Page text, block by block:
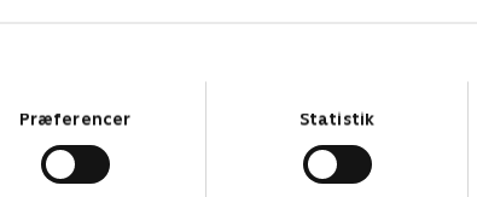
Præferencer Statistik